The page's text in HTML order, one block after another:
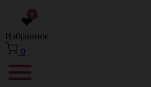
❤
0
Избранное
0